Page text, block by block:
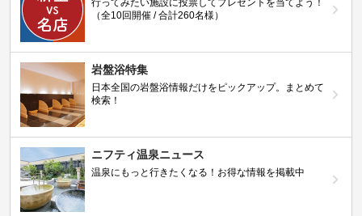
行ってみたい施設に投票してプレゼントを当てよう！
（全10回開催 / 合計260名様）
岩盤浴特集
日本全国の岩盤浴情報だけをピックアップ。まとめて
検索！
ニフティ温泉ニュース
温泉にもっと行きたくなる！お得な情報を掲載中